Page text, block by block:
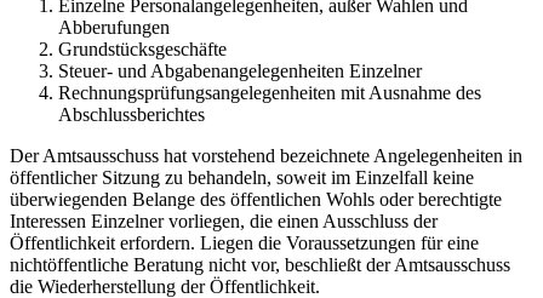
Einzelne Personalangelegenheiten, außer Wahlen und
Abberufungen
Grundstücksgeschäfte
Steuer- und Abgabenangelegenheiten Einzelner
Rechnungsprüfungsangelegenheiten mit Ausnahme des
Abschlussberichtes
Der Amtsausschuss hat vorstehend bezeichnete Angelegenheiten in
öffentlicher Sitzung zu behandeln, soweit im Einzelfall keine
überwiegenden Belange des öffentlichen Wohls oder berechtigte
Interessen Einzelner vorliegen, die einen Ausschluss der
Öffentlichkeit erfordern. Liegen die Voraussetzungen für eine
nichtöffentliche Beratung nicht vor, beschließt der Amtsausschuss
die Wiederherstellung der Öffentlichkeit.